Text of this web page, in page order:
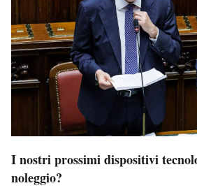
I nostri prossimi dispositivi
noleggio?